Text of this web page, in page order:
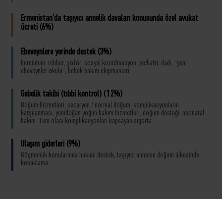
Ermenistan’da taşıyıcı annelik davaları konusunda özel avukat
ücreti (6%)
Ebeveynlere yerinde destek (3%)
Еercüman, rehber, şoför, sosyal koordinasyon, pediatri, dadı, “yeni
ebeveynler okulu”, bebek bakım ekipmanları
Gebelik takibi (tıbbi kontrol) (12%)
Вoğum hizmetleri, sezaryen / normal doğum, komplikasyonların
karşılanması, yenidoğan yoğun bakım hizmetleri, doğum desteği, neonatal
bakım. Tüm olası komplikasyonları kapsayan sigorta.
Ulaşım giderleri (9%)
Göçmenlik konularında hukuki destek, taşıyıcı annenin doğum ülkesinde
konaklama